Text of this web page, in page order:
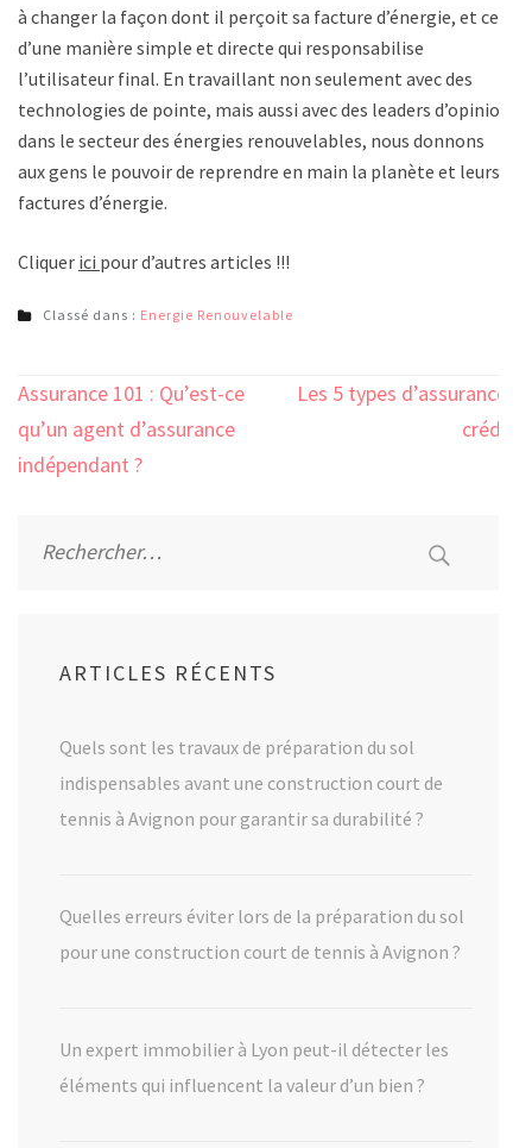
à changer la façon dont il perçoit sa facture d’énergie, et ce,
d’une manière simple et directe qui responsabilise
l’utilisateur final. En travaillant non seulement avec des
technologies de pointe, mais aussi avec des leaders d’opinion
dans le secteur des énergies renouvelables, nous donnons
aux gens le pouvoir de reprendre en main la planète et leurs
factures d’énergie.
Cliquer ici pour d’autres articles !!!
Classé dans : Energie Renouvelable
Navigation
de
l’article
Assurance 101 : Qu’est-ce
qu’un agent d’assurance
indépendant ?
Les 5 types d’assurance-
crédit
ARTICLES RÉCENTS
Quels sont les travaux de préparation du sol
indispensables avant une construction court de
tennis à Avignon pour garantir sa durabilité ?
Quelles erreurs éviter lors de la préparation du sol
pour une construction court de tennis à Avignon ?
Un expert immobilier à Lyon peut-il détecter les
éléments qui influencent la valeur d’un bien ?